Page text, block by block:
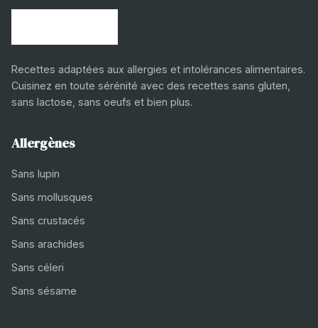
Recettes adaptées aux allergies et intolérances alimentaires.
Cuisinez en toute sérénité avec des recettes sans gluten,
sans lactose, sans oeufs et bien plus.
Allergènes
Sans lupin
Sans mollusques
Sans crustacés
Sans arachides
Sans céleri
Sans sésame